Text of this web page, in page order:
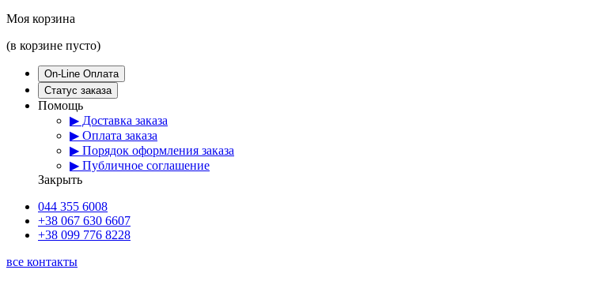
Моя корзина
(в корзине пусто)
On-Line Оплата
Статус заказа
Помощь
▶ Доставка заказа
▶ Оплата заказа
▶ Порядок оформления заказа
▶ Публичное соглашение
Закрыть
044 355 6008
+38 067 630 6607
+38 099 776 8228
все контакты